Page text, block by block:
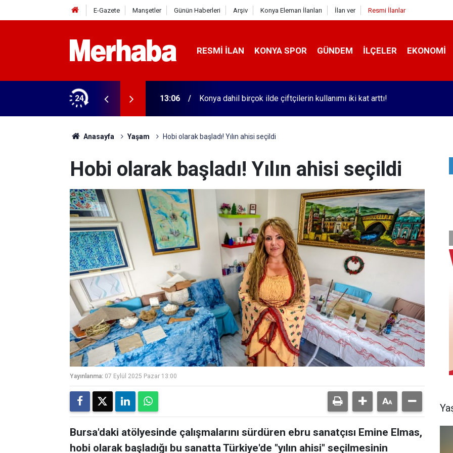
E-Gazete Manşetler Günün Haberleri Arşiv Konya Eleman İlanları İlan ver Resmi İlanlar
RESMI İLAN KONYA SPOR GÜNDEM İLÇELER EKONOMI
24 13:06 Konya dahil birçok ilde çiftçilerin kullanımı iki kat arttı!
Anasayfa Yaşam Hobi olarak başladı! Yılın ahisi seçildi
Hobi olarak başladı! Yılın ahisi seçildi
Yayınlanma: 07 Eylül 2025 Pazar 13:00
Bursa'daki atölyesinde çalışmalarını sürdüren ebru sanatçısı Emine Elmas,
hobi olarak başladığı bu sanatta Türkiye'de "yılın ahisi" seçilmesinin